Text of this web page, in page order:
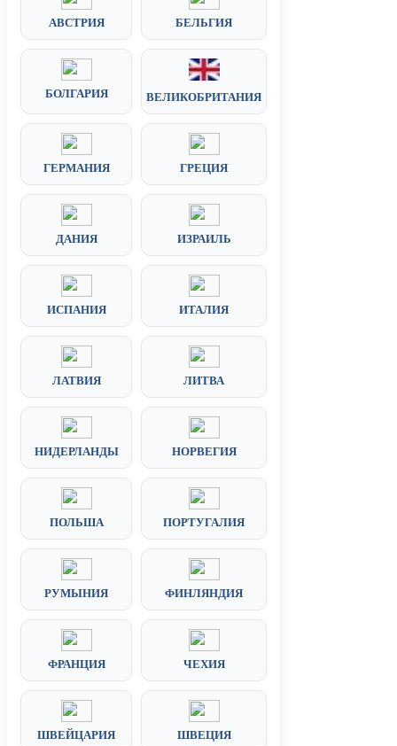
АВСТРИЯ БЕЛЬГИЯ
БОЛГАРИЯ ВЕЛИКОБРИТАНИЯ
ГЕРМАНИЯ ГРЕЦИЯ
ДАНИЯ ИЗРАИЛЬ
ИСПАНИЯ ИТАЛИЯ
ЛАТВИЯ ЛИТВА
НИДЕРЛАНДЫ НОРВЕГИЯ
ПОЛЬША ПОРТУГАЛИЯ
РУМЫНИЯ ФИНЛЯНДИЯ
ФРАНЦИЯ ЧЕХИЯ
ШВЕЙЦАРИЯ ШВЕЦИЯ